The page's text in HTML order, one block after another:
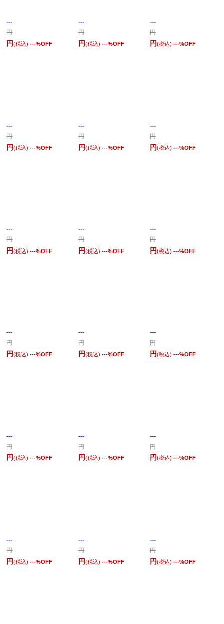
---
円
円(税込) ---%OFF
---
円
円(税込) ---%OFF
---
円
円(税込) ---%OFF
---
円
円(税込) ---%OFF
---
円
円(税込) ---%OFF
---
円
円(税込) ---%OFF
---
円
円(税込) ---%OFF
---
円
円(税込) ---%OFF
---
円
円(税込) ---%OFF
---
円
円(税込) ---%OFF
---
円
円(税込) ---%OFF
---
円
円(税込) ---%OFF
---
円
円(税込) ---%OFF
---
円
円(税込) ---%OFF
---
円
円(税込) ---%OFF
---
円
円(税込) ---%OFF
---
円
円(税込) ---%OFF
---
円
円(税込) ---%OFF